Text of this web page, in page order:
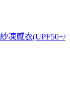
凍感衣(UPF50+/